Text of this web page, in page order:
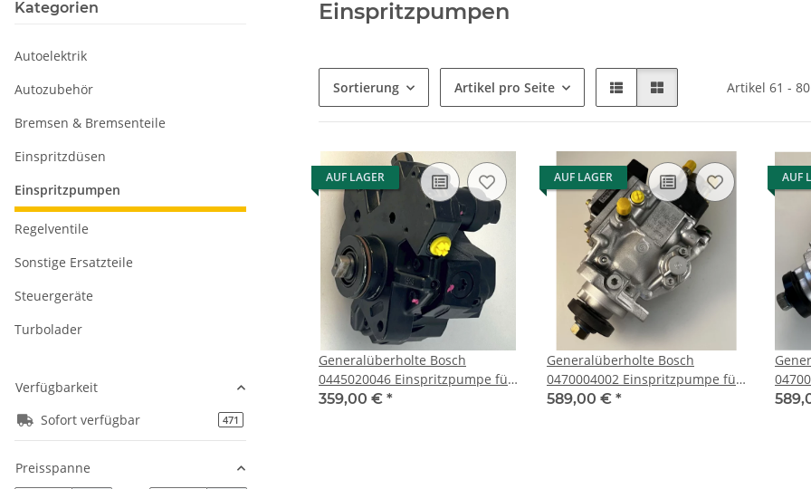
Einspritzpumpen
Sortierung Artikel pro Seite Artikel 61 -
AUF LAGER
Generalüberholte Bosch
0445020046 Einspritzpumpe für
FIAT Ducato (250) 160 Multijet
359,00 € *
AUF LAGER
Generalüberholte Bosch
0470004002 Einspritzpumpe für
Ford Fiesta IV, COURIER, FOCUS
589,00 € *
AUF
0470004003
Opel
Kategorien
Autoelektrik
Autozubehör
Bremsen & Bremsenteile
Einspritzdüsen
Einspritzpumpen
Regelventile
Sonstige Ersatzteile
Steuergeräte
Turbolader
Verfügbarkeit
Sofort verfügbar
471Artikel gefunden
Preisspanne